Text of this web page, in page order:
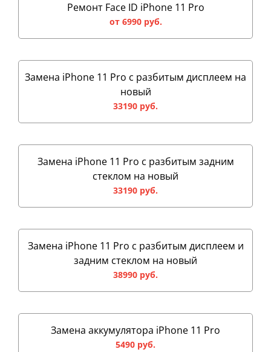
Ремонт Face ID iPhone 11 Pro
от 6990 руб.
Замена iPhone 11 Pro с разбитым дисплеем на
новый
33190 руб.
Замена iPhone 11 Pro с разбитым задним
стеклом на новый
33190 руб.
Замена iPhone 11 Pro с разбитым дисплеем и
задним стеклом на новый
38990 руб.
Замена аккумулятора iPhone 11 Pro
5490 руб.